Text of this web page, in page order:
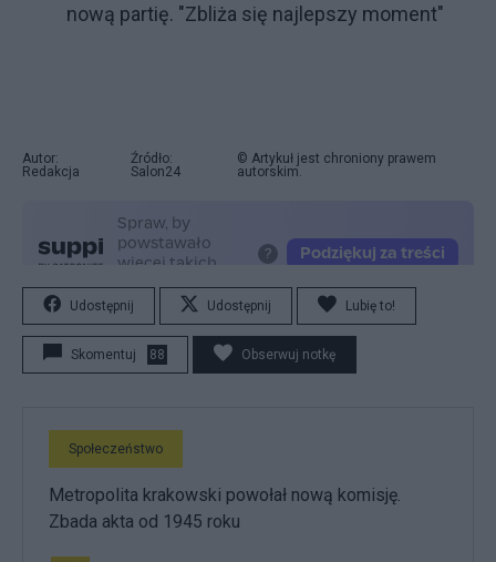
nową partię. "Zbliża się najlepszy moment"
Autor:
Redakcja
Źródło:
Salon24
© Artykuł jest chroniony prawem
autorskim.
Udostępnij Udostępnij Lubię to!
Skomentuj 88 Obserwuj notkę
Społeczeństwo
Metropolita krakowski powołał nową komisję.
Zbada akta od 1945 roku